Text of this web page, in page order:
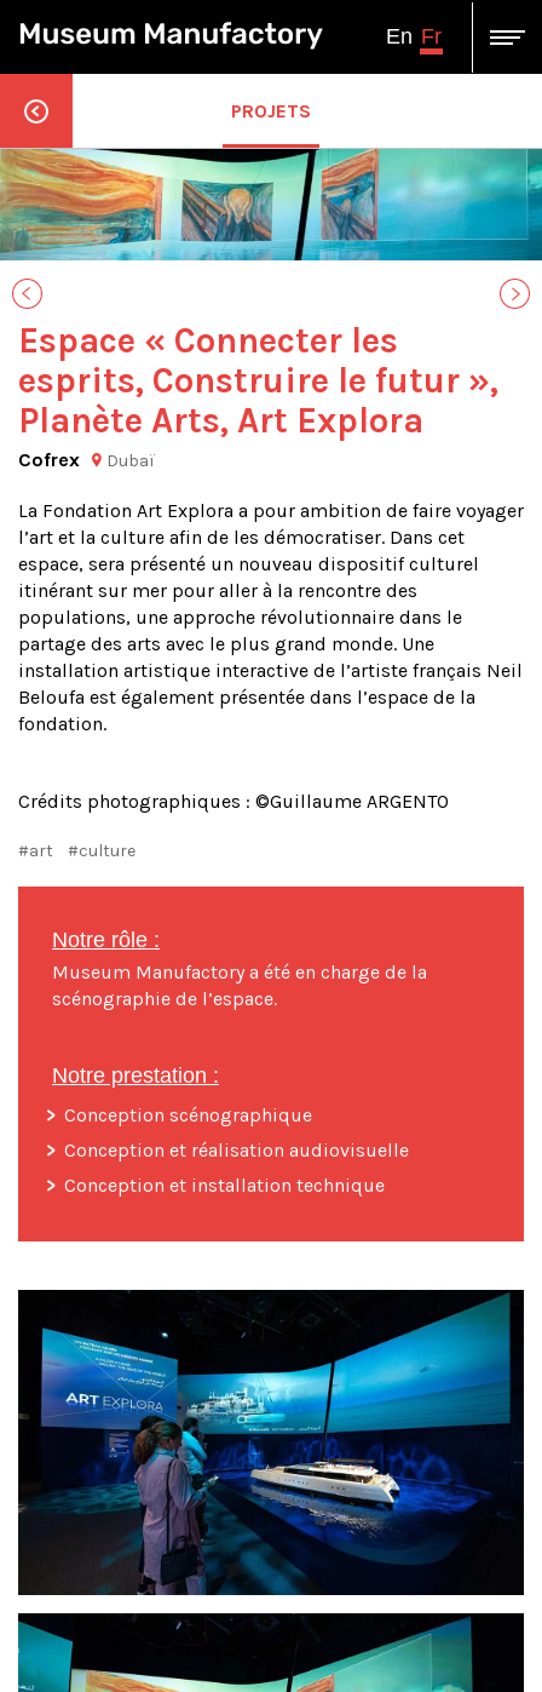
En Fr
PROJETS
Espace « Connecter les
esprits, Construire le futur »,
Planète Arts, Art Explora
Cofrex Dubaï
La Fondation Art Explora a pour ambition de faire voyager
l’art et la culture afin de les démocratiser. Dans cet
espace, sera présenté un nouveau dispositif culturel
itinérant sur mer pour aller à la rencontre des
populations, une approche révolutionnaire dans le
partage des arts avec le plus grand monde. Une
installation artistique interactive de l’artiste français Neil
Beloufa est également présentée dans l’espace de la
fondation.
Crédits photographiques : ©Guillaume ARGENTO
#art #culture
Notre rôle :
Museum Manufactory a été en charge de la
scénographie de l’espace.
Notre prestation :
Conception scénographique
Conception et réalisation audiovisuelle
Conception et installation technique